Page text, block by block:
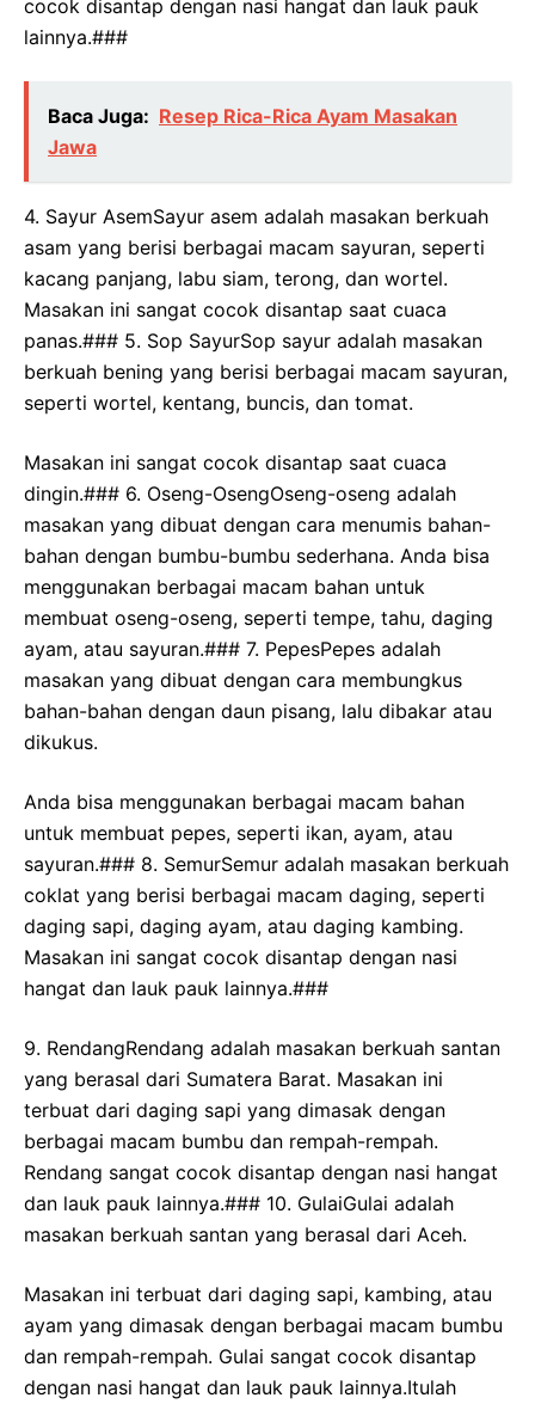
cocok disantap dengan nasi hangat dan lauk pauk
lainnya.###
Baca Juga: Resep Rica-Rica Ayam Masakan
Jawa
4. Sayur AsemSayur asem adalah masakan berkuah
asam yang berisi berbagai macam sayuran, seperti
kacang panjang, labu siam, terong, dan wortel.
Masakan ini sangat cocok disantap saat cuaca
panas.### 5. Sop SayurSop sayur adalah masakan
berkuah bening yang berisi berbagai macam sayuran,
seperti wortel, kentang, buncis, dan tomat.
Masakan ini sangat cocok disantap saat cuaca
dingin.### 6. Oseng-OsengOseng-oseng adalah
masakan yang dibuat dengan cara menumis bahan-
bahan dengan bumbu-bumbu sederhana. Anda bisa
menggunakan berbagai macam bahan untuk
membuat oseng-oseng, seperti tempe, tahu, daging
ayam, atau sayuran.### 7. PepesPepes adalah
masakan yang dibuat dengan cara membungkus
bahan-bahan dengan daun pisang, lalu dibakar atau
dikukus.
Anda bisa menggunakan berbagai macam bahan
untuk membuat pepes, seperti ikan, ayam, atau
sayuran.### 8. SemurSemur adalah masakan berkuah
coklat yang berisi berbagai macam daging, seperti
daging sapi, daging ayam, atau daging kambing.
Masakan ini sangat cocok disantap dengan nasi
hangat dan lauk pauk lainnya.###
9. RendangRendang adalah masakan berkuah santan
yang berasal dari Sumatera Barat. Masakan ini
terbuat dari daging sapi yang dimasak dengan
berbagai macam bumbu dan rempah-rempah.
Rendang sangat cocok disantap dengan nasi hangat
dan lauk pauk lainnya.### 10. GulaiGulai adalah
masakan berkuah santan yang berasal dari Aceh.
Masakan ini terbuat dari daging sapi, kambing, atau
ayam yang dimasak dengan berbagai macam bumbu
dan rempah-rempah. Gulai sangat cocok disantap
dengan nasi hangat dan lauk pauk lainnya.Itulah